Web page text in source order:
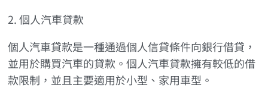
2. 個人汽車貸款
個人汽車貸款是一種通過個人信貸條件向銀行借貸，
並用於購買汽車的貸款。個人汽車貸款擁有較低的借
款限制，並且主要適用於小型、家用車型。